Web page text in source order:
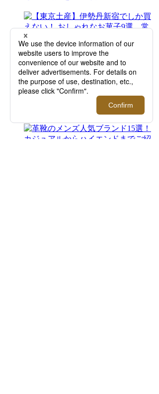
【東京土産】伊勢丹新宿でし
か買えない！ おしゃれなお菓
子9選。常温、日持ち◎｜
FOODIE（フーディー）